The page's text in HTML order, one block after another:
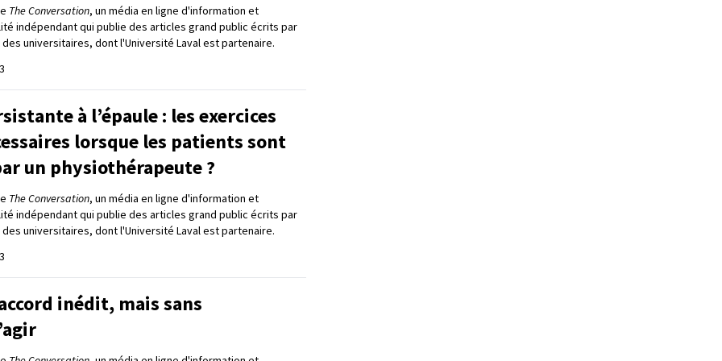
The Conversation, un média en ligne d'information et
indépendant qui publie des articles grand public écrits par
universitaires, dont l'Université Laval est partenaire.
à l’épaule : les exercices
lorsque les patients sont
un physiothérapeute ?
The Conversation, un média en ligne d'information et
indépendant qui publie des articles grand public écrits par
universitaires, dont l'Université Laval est partenaire.
inédit, mais sans